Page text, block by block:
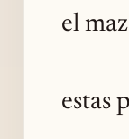
el
estas